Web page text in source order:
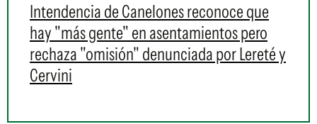
Intendencia de Canelones reconoce que
hay "más gente" en asentamientos pero
rechaza "omisión" denunciada por Lereté y
Cervini